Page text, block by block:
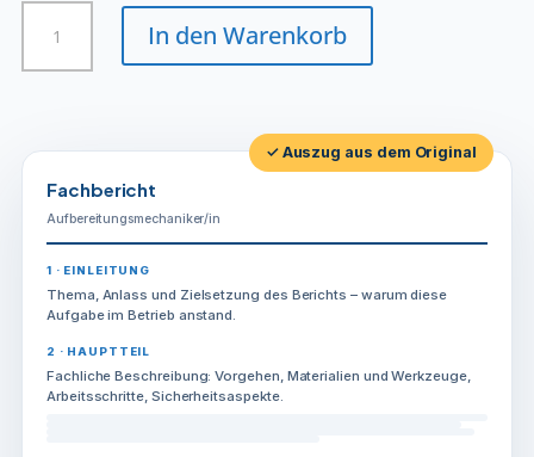
Aufbereitungsmechaniker/in
Menge
In den Warenkorb
✓ Auszug aus dem Original
Fachbericht
Aufbereitungsmechaniker/in
1 · EINLEITUNG
Thema, Anlass und Zielsetzung des Berichts – warum diese
Aufgabe im Betrieb anstand.
2 · HAUPTTEIL
Fachliche Beschreibung: Vorgehen, Materialien und Werkzeuge,
Arbeitsschritte, Sicherheitsaspekte.